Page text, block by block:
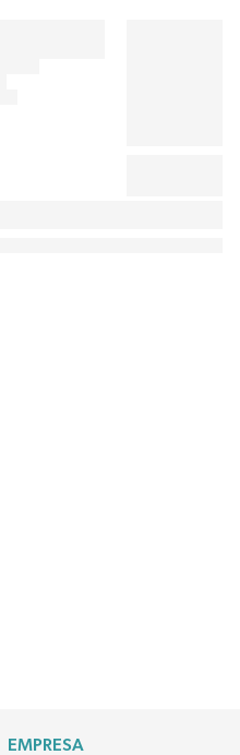
EMPRESA